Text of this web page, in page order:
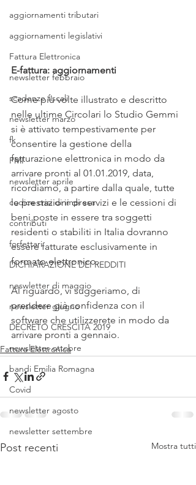
aggiornamenti tributari
aggiornamenti legislativi
Fattura Elettronica
newsletter febbraio
scadenze fiscali
newsletter marzo
fk
PMI
newsletter aprile
codice crisi di impresa
contributi
forfettari
DICHIARAZIONE DEI REDDITI
neswletter di maggio
newsletter giugno
DECRETO CRESCITA 2019
newsletter ottobre
bandi Emilia Romagna
Covid
newsletter agosto
newsletter settembre
E-fattura: aggiornamenti
Come più volte illustrato e descritto
nelle ultime Circolari lo Studio Gemmi
si è attivato tempestivamente per
consentire la gestione della
fatturazione elettronica in modo da
arrivare pronti al 01.01.2019, data,
ricordiamo, a partire dalla quale, tutte
le prestazioni di servizi e le cessioni di
beni poste in essere tra soggetti
residenti o stabiliti in Italia dovranno
essere fatturate esclusivamente in
formato elettronico.
Al riguardo, vi suggeriamo, di
prendere già confidenza con il
software che utilizzerete in modo da
arrivare pronti a gennaio.
Fattura Elettronica
Post recenti Mostra tutti